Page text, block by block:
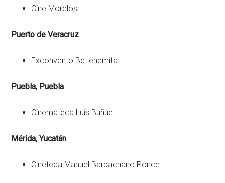
Cine Morelos
Puerto de Veracruz
Exconvento Betlehemita
Puebla, Puebla
Cinemateca Luis Buñuel
Mérida, Yucatán
Cineteca Manuel Barbachano Ponce